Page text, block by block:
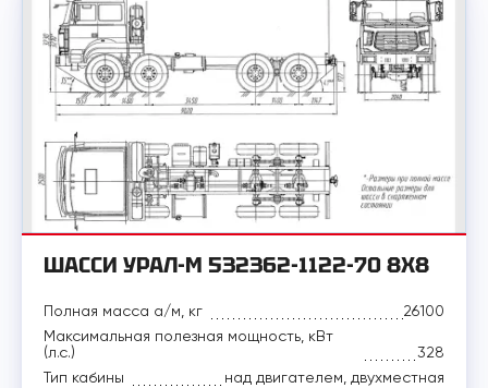
ШАССИ УРАЛ-М 532362-1122-70 8X8
Полная масса а/м, кг
26100
Максимальная полезная мощность, кВт
(л.с.)
328
Тип кабины
над двигателем, двухместная